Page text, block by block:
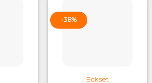
-38%
Eckset